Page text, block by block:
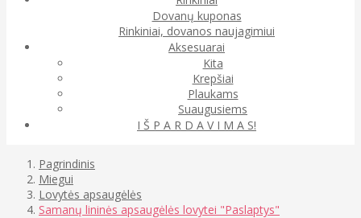
Dovanų kuponas
Rinkiniai, dovanos naujagimiui
Aksesuarai
Kita
Krepšiai
Plaukams
Suaugusiems
I Š P A R D A V I M A S!
Pagrindinis
Miegui
Lovytės apsaugėlės
Samanų lininės apsaugėlės lovytei "Paslaptys"